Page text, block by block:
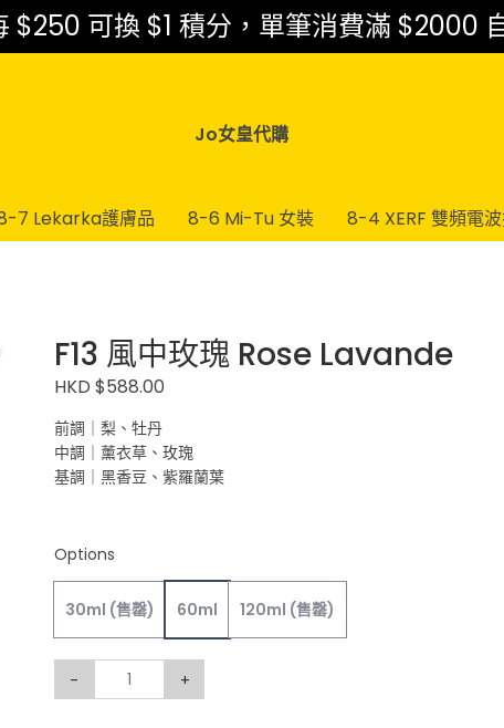
$250 可換 $1 積分，單筆消費滿 $2000
Jo女皇代購
7 Lekarka護膚品 8-6 Mi-Tu 女裝 8-4 XERF 雙頻電
F13 風中玫瑰 Rose Lavande
HKD $588.00
前調｜梨、牡丹
中調｜薰衣草、玫瑰
基調｜黑香豆、紫羅蘭葉
Options
30ml (售罄) 60ml 120ml (售罄)
- +